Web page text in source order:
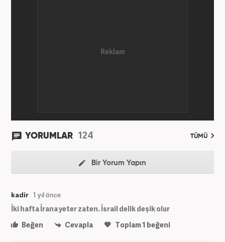
YORUMLAR 124 TÜMÜ
Bir Yorum Yapın
kadir 1 yıl önce
İki hafta İrana yeter zaten. İsrail delik deşik olur
Beğen
Cevapla Toplam1 beğeni